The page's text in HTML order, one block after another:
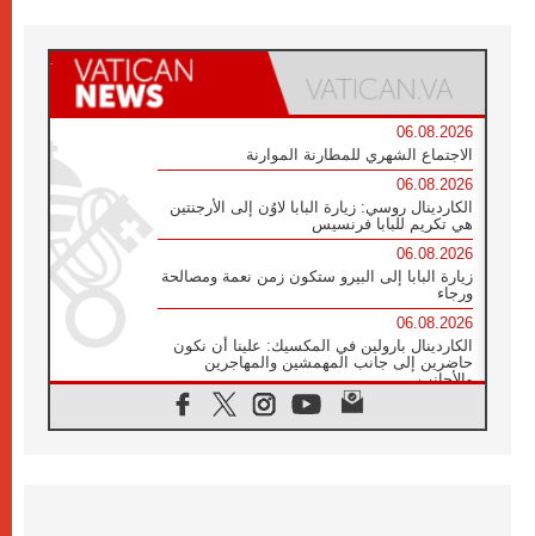
06.08.2026
الاجتماع الشهري للمطارنة الموارنة
06.08.2026
الكاردينال روسي: زيارة البابا لاوُن إلى الأرجنتين
هي تكريم للبابا فرنسيس
06.08.2026
زيارة البابا إلى البيرو ستكون زمن نعمة ومصالحة
ورجاء
06.08.2026
الكاردينال بارولين في المكسيك: علينا أن نكون
حاضرين إلى جانب المهمشين والمهاجرين
والأجانب
البابا لاوُن الرابع عشر للشباب في أسيزي: